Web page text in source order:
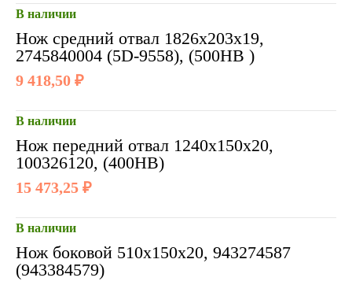
В наличии
Нож средний отвал 1826х203х19,
2745840004 (5D-9558), (500НВ )
9 418,50 ₽
В наличии
Нож передний отвал 1240х150х20,
100326120, (400HB)
15 473,25 ₽
В наличии
Нож боковой 510х150х20, 943274587
(943384579)